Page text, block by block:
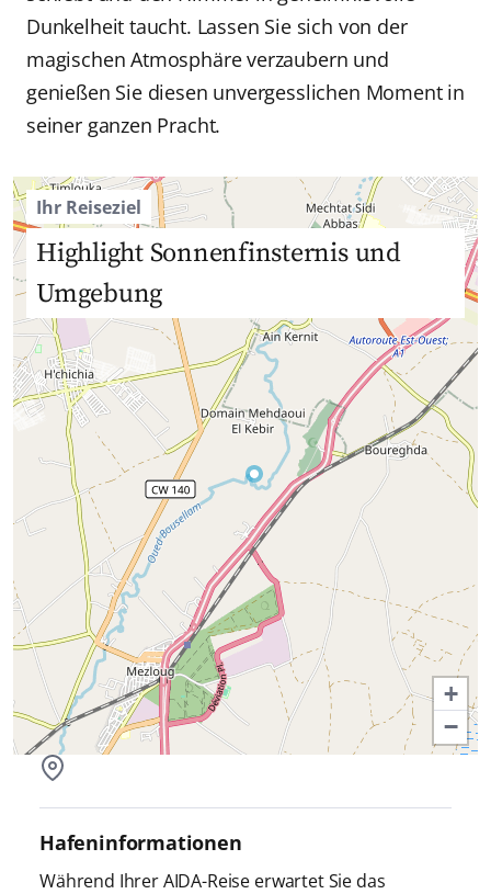
Dunkelheit taucht. Lassen Sie sich von der
magischen Atmosphäre verzaubern und
genießen Sie diesen unvergesslichen Moment in
seiner ganzen Pracht.
Ihr Reiseziel
Highlight Sonnenfinsternis und
Umgebung
+
−
Hafeninformationen
Während Ihrer AIDA-Reise erwartet Sie das